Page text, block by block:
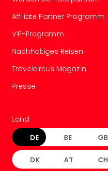
Affiliate Partner Programm
VIP-Programm
Nachhaltiges Reisen
Travelcircus Magazin
Presse
Land
DE BE GB
DK AT CH